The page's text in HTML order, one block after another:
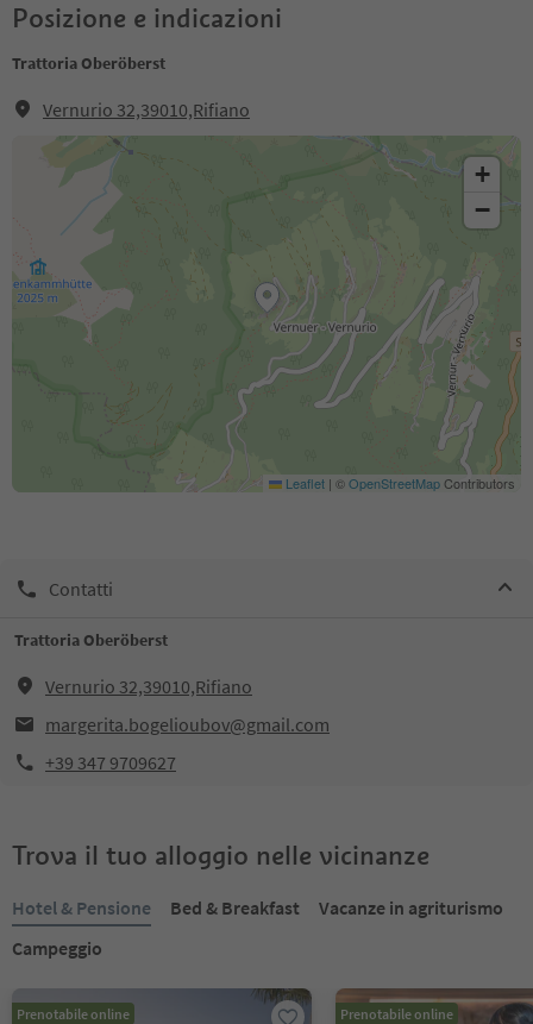
Posizione e indicazioni
Trattoria Oberöberst
Vernurio 32,39010,Rifiano
+
−
Leaflet | ©OpenStreetMapContributors
Contatti
Trattoria Oberöberst
Vernurio 32,39010,Rifiano
margerita.bogelioubov@gmail.com
+39 347 9709627
Trova il tuo alloggio nelle vicinanze
Hotel & Pensione Bed & Breakfast
Vacanze in agriturismo
Campeggio
Prenotabile online Prenotabile online